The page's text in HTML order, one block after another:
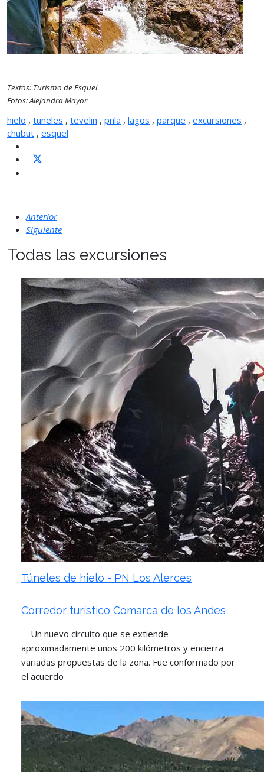
Textos: Turismo de Esquel
Fotos: Alejandra Mayor
hielo , tuneles , tevelin , pnla , lagos , parque , excursiones ,
chubut , esquel
Anterior
Siguiente
Todas las excursiones
Túneles de hielo - PN Los Alerces
Corredor turístico Comarca de los Andes
Un nuevo circuito que se extiende
aproximadamente unos 200 kilómetros y encierra
variadas propuestas de la zona. Fue conformado por
el acuerdo